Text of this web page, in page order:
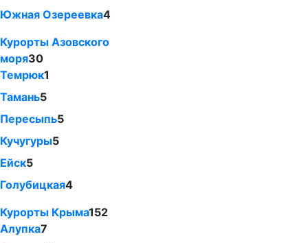
Южная Озереевка4
Курорты Азовского
моря30
Темрюк1
Тамань5
Пересыпь5
Кучугуры5
Ейск5
Голубицкая4
Курорты Крыма152
Алупка7